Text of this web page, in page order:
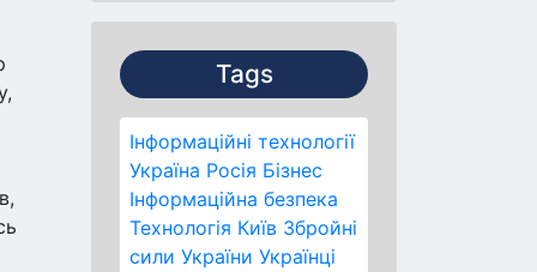
Tags
Інформаційні технології
Україна Росія Бізнес
Інформаційна безпека
Технологія Київ Збройні
сили України Українці